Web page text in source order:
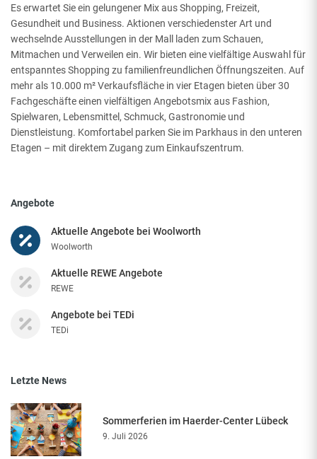
Es erwartet Sie ein gelungener Mix aus Shopping, Freizeit,
Gesundheit und Business. Aktionen verschiedenster Art und
wechselnde Ausstellungen in der Mall laden zum Schauen,
Mitmachen und Verweilen ein. Wir bieten eine vielfältige Auswahl für
entspanntes Shopping zu familienfreundlichen Öffnungszeiten. Auf
mehr als 10.000 m² Verkaufsfläche in vier Etagen bieten über 30
Fachgeschäfte einen vielfältigen Angebotsmix aus Fashion,
Spielwaren, Lebensmittel, Schmuck, Gastronomie und
Dienstleistung. Komfortabel parken Sie im Parkhaus in den unteren
Etagen – mit direktem Zugang zum Einkaufszentrum.
Angebote
Aktuelle Angebote bei Woolworth
Woolworth
Aktuelle REWE Angebote
REWE
Angebote bei TEDi
TEDi
Letzte News
Sommerferien im Haerder-Center Lübeck
9. Juli 2026